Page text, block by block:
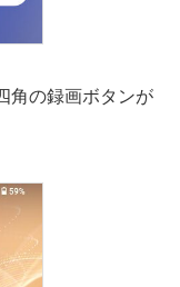
角の録画ボタンが